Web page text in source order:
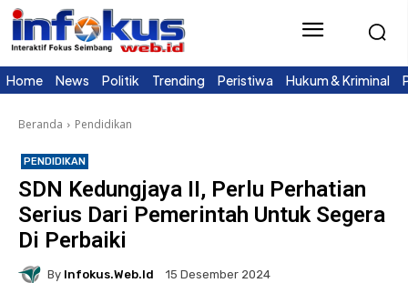
Home News Politik Trending Peristiwa Hukum & Kriminal
Beranda Pendidikan
PENDIDIKAN
SDN Kedungjaya II, Perlu Perhatian
Serius Dari Pemerintah Untuk Segera
Di Perbaiki
By Infokus.web.id 15 Desember 2024